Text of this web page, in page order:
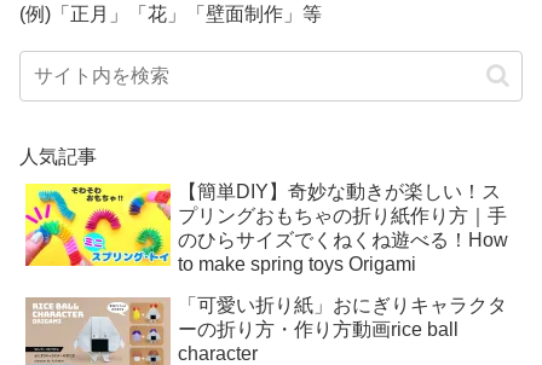
(例)「正月」「花」「壁面制作」等
人気記事
【簡単DIY】奇妙な動きが楽しい！ス
プリングおもちゃの折り紙作り方｜手
のひらサイズでくねくね遊べる！How
to make spring toys Origami
「可愛い折り紙」おにぎりキャラクタ
ーの折り方・作り方動画rice ball
character